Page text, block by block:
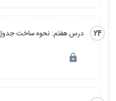
24 درس هفتم: نحوه ساخت